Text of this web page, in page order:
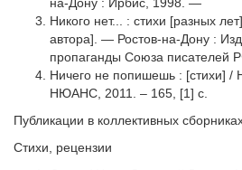
Никого нет... : стихи [разных
автора]. — Ростов-на-Дону :
пропаганды Союза писателей
Ничего не попишешь : [стихи] /
НЮАНС, 2011. – 165, [1] с.
Публикации в коллективных
Стихи, рецензии